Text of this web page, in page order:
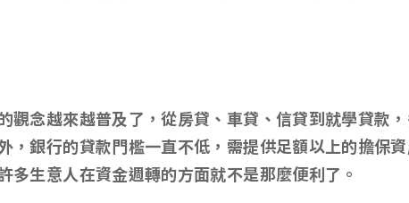
觀念越來越普及了 ，從房貸 、 車貸 、 信貸到就學貸款 ，
，銀行的貸款門檻一直不低 ， 需提供足額以上的擔保
多生意人在資金週轉的方面就不是那麼便利了 。